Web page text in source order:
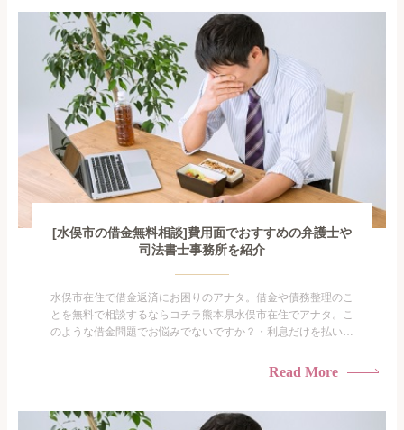
がありま...
[水俣市の借金無料相談]費用面でおすすめの弁護士や
司法書士事務所を紹介
水俣市在住で借金返済にお困りのアナタ。借金や債務整理のこ
とを無料で相談するならコチラ熊本県水俣市在住でアナタ。こ
のような借金問題でお悩みでないですか？・利息だけを払い続
られたくない・借金の催促、取り立てで憂鬱になる。・闇金に
がありま...
Read More